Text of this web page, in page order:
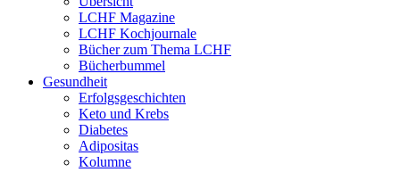
LCHF Magazine
LCHF Kochjournale
Bücher zum Thema LCHF
Bücherbummel
Gesundheit
Erfolgsgeschichten
Keto und Krebs
Diabetes
Adipositas
Kolumne